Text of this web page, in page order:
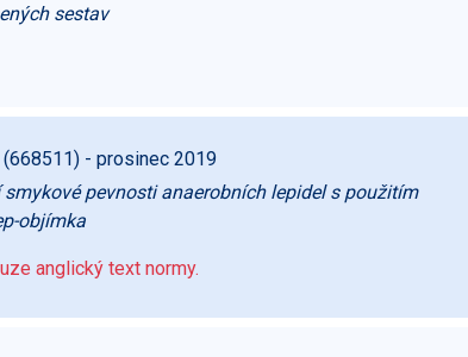
sestav
(668511) - prosinec 2019
smykové pevnosti anaerobních lepidel s použitím
objímka
anglický text normy.